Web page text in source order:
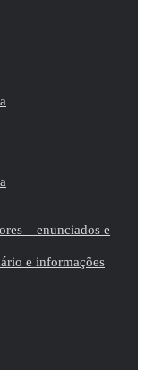
– enunciados e
e informações